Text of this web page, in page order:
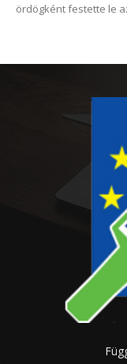
ördögként festette le